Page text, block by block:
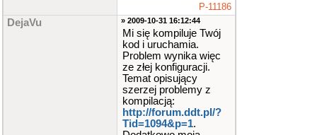
P-11186
DejaVu » 2009-10-31 16:12:44
Mi się kompiluje Twój
kod i uruchamia.
Problem wynika więc
ze złej konfiguracji.
Temat opisujący
szerzej problemy z
kompilacją:
http://forum.ddt.pl/?
Tid=1094&p=1.